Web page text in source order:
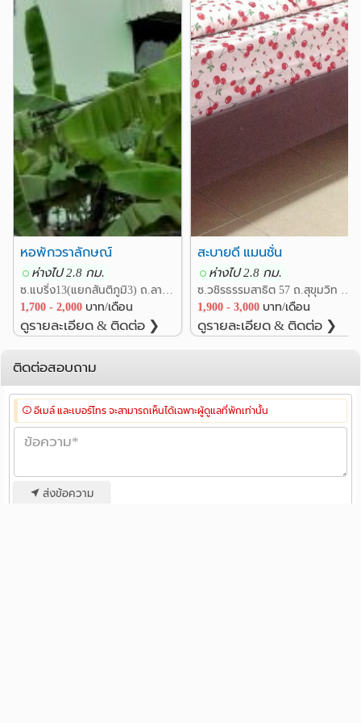
หอพักวราลักษณ์
ห่างไป 2.8 กม.
ซ.แบริ่ง13(แยกสันติภูมิ3) ถ.ลาซาล24 แขวงบางนา เขตบางนา กรุงเทพ
1,700 - 2,000 บาท/เดือน
ดูรายละเอียด & ติดต่อ ❯
สะบายดี แมนชั่น
ห่างไป 2.8 กม.
ซ.วชิรธรรมสาธิต 57 ถ.สุขุมวิท แขวงบางจาก เขตพระโขนง กรุงเทพ
1,900 - 3,000 บาท/เดือน
ดูรายละเอียด & ติดต่อ ❯
ติดต่อสอบถาม
อีเมล์ และเบอร์โทร จะสามารถเห็นได้เฉพาะผู้ดูแลที่พักเท่านั้น
ส่งข้อความ